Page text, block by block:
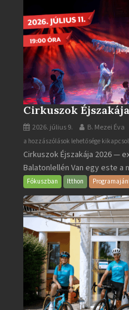
Cirkuszok
2026. július 9. B. Mezei Éva
Cirkuszok
Éjszakája
2026
bejegyzéshez
a hozzászólások lehetősége
Cirkuszok Éjszakája 2026 —
Balatonlellén Van egy este a
Fókuszban Itthon